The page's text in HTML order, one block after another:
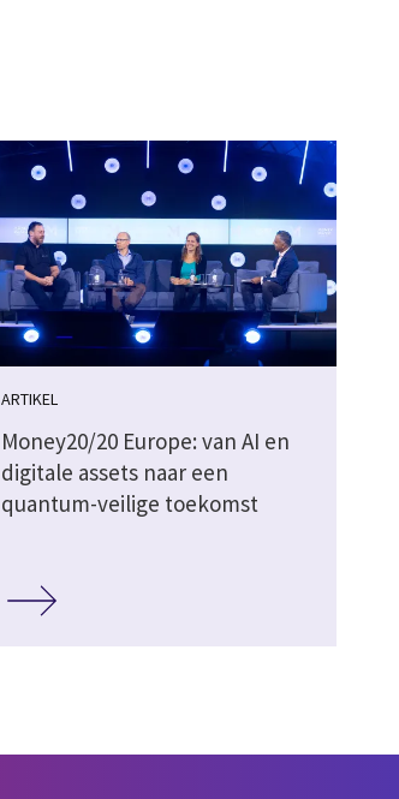
ARTIKEL
Money20/20 Europe: van AI en
digitale assets naar een
quantum-veilige toekomst